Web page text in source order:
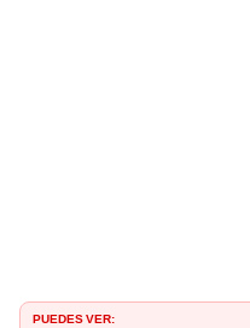
PUEDES VER: